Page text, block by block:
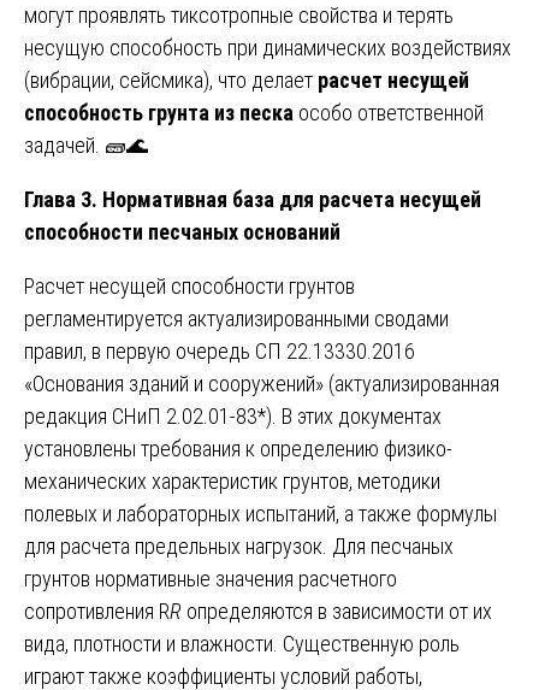
могут проявлять тиксотропные свойства и терять
несущую способность при динамических воздействиях
(вибрации, сейсмика), что делает расчет несущей
способность грунта из песка особо ответственной
задачей. 🧱🌊
Глава 3. Нормативная база для расчета несущей
способности песчаных оснований
Расчет несущей способности грунтов
регламентируется актуализированными сводами
правил, в первую очередь СП 22.13330.2016
«Основания зданий и сооружений» (актуализированная
редакция СНиП 2.02.01-83*). В этих документах
установлены требования к определению физико-
механических характеристик грунтов, методики
полевых и лабораторных испытаний, а также формулы
для расчета предельных нагрузок. Для песчаных
грунтов нормативные значения расчетного
сопротивления RR определяются в зависимости от их
вида, плотности и влажности. Существенную роль
играют также коэффициенты условий работы,